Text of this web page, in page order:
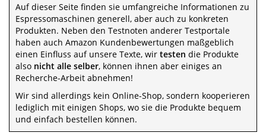
Auf dieser Seite finden sie umfangreiche Informationen zu
Espressomaschinen generell, aber auch zu konkreten
Produkten. Neben den Testnoten anderer Testportale
haben auch Amazon Kundenbewertungen maßgeblich
einen Einfluss auf unsere Texte, wir testen die Produkte
also nicht alle selber, können ihnen aber einiges an
Recherche-Arbeit abnehmen!
Wir sind allerdings kein Online-Shop, sondern kooperieren
lediglich mit einigen Shops, wo sie die Produkte bequem
und einfach bestellen können.